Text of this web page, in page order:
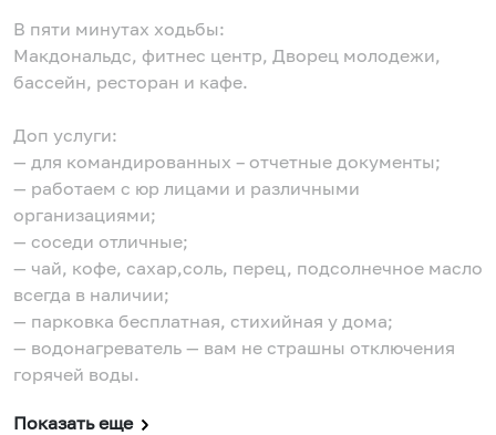
В пяти минутах ходьбы:
Макдональдс, фитнес центр, Дворец молодежи,
бассейн, ресторан и кафе.
Доп услуги:
— для командированных – отчетные документы;
— работаем с юр лицами и различными
организациями;
— соседи отличные;
— чай, кофе, сахар,соль, перец, подсолнечное масло
всегда в наличии;
— парковка бесплатная, стихийная у дома;
— водонагреватель — вам не страшны отключения
горячей воды.
Показать еще